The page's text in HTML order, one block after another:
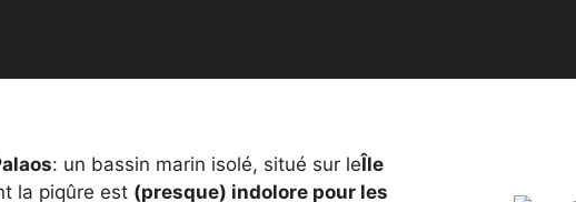
: un bassin marin isolé, situé sur leÎle
la piqûre est (presque) indolore pour les